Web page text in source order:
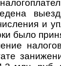
и
было